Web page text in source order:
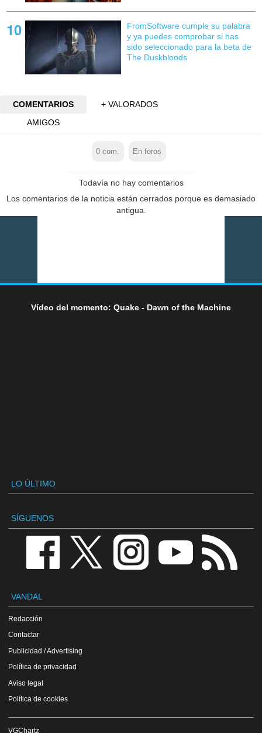
FromSoftware cumple su palabra
y ya puedes comprobar si has
sido seleccionado para la beta de
The Duskbloods
COMENTARIOS
+ VALORADOS
AMIGOS
0 com. En foros
Todavía no hay comentarios
Los comentarios de la noticia están cerrados porque es demasiado
antigua.
Vídeo del momento: Quake - Dawn of the Machine
LO ÚLTIMO
SÍGUENOS
VANDAL
Redacción
Contactar
Publicidad / Advertising
Política de privacidad
Aviso legal
Política de cookies
VGChartz